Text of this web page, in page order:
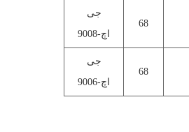
جی
اچ-9008
68
جی
اچ-9006
68